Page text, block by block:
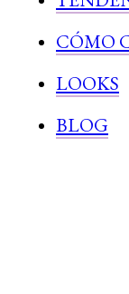
CÓMO
LOOKS
BLOG